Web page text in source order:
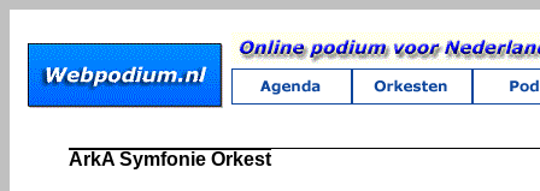
ArkA Symfonie Orkest